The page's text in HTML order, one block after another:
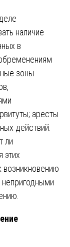
наличие
в
зоны
аресты
действий.
ли
этих
возникновению